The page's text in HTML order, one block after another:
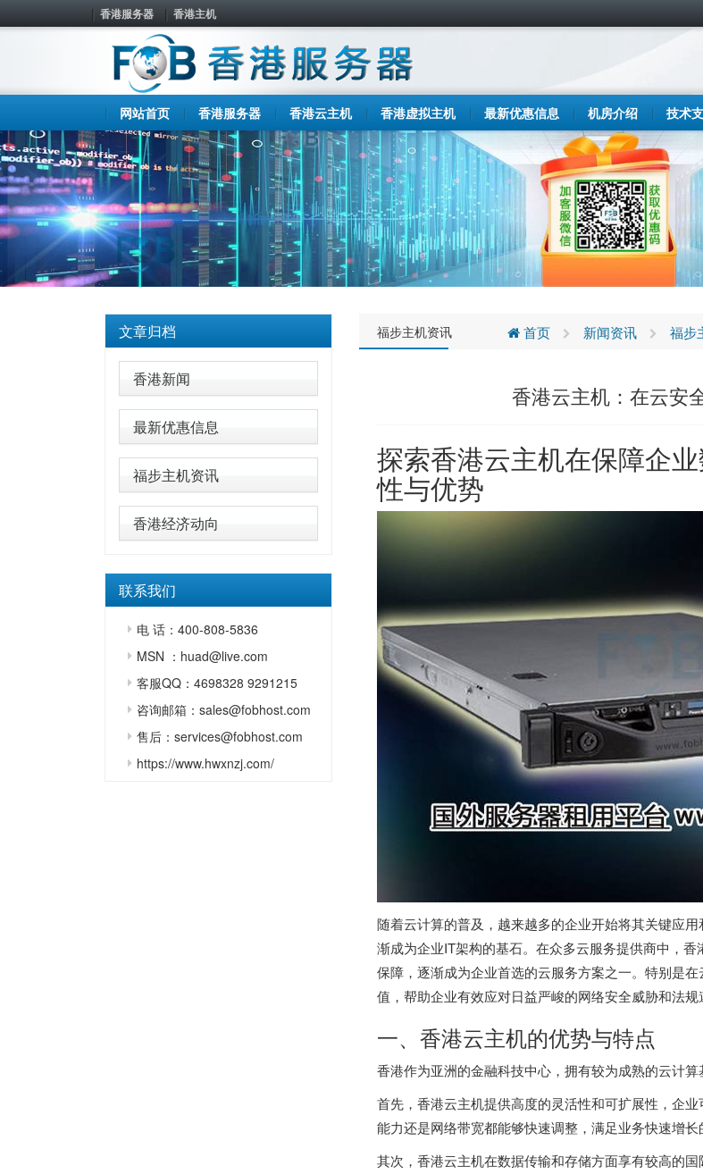
香港服务器 香港主机
网站首页 香港服务器 香港云主机 香港虚拟主机 最新优惠信息 机房介绍 技术
文章归档
香港新闻
最新优惠信息
福步主机资讯
香港经济动向
联系我们
电 话：400-808-5836
MSN ：huad@live.com
客服QQ：4698328 9291215
咨询邮箱：sales@fobhost.com
售后：services@fobhost.com
https://www.hwxnzj.com/
福步主机资讯 首页 新闻资讯 福步
香港云主机：在云安
探索香港云主机在保障企
性与优势
随着云计算的普及，越来越多的企业开始将其关键应
渐成为企业IT架构的基石。在众多云服务提供商中，
保障，逐渐成为企业首选的云服务方案之一。特别是在
值，帮助企业有效应对日益严峻的网络安全威胁和法规
一、 香港云主机的优势与特点
香港作为亚洲的金融科技中心，拥有较为成熟的云计
首先， 香港云主机提供高度的灵活性和可扩展性，企
能力还是网络带宽都能够快速调整，满足业务快速增长
其次， 香港云主机在数据传输和存储方面享有较高的